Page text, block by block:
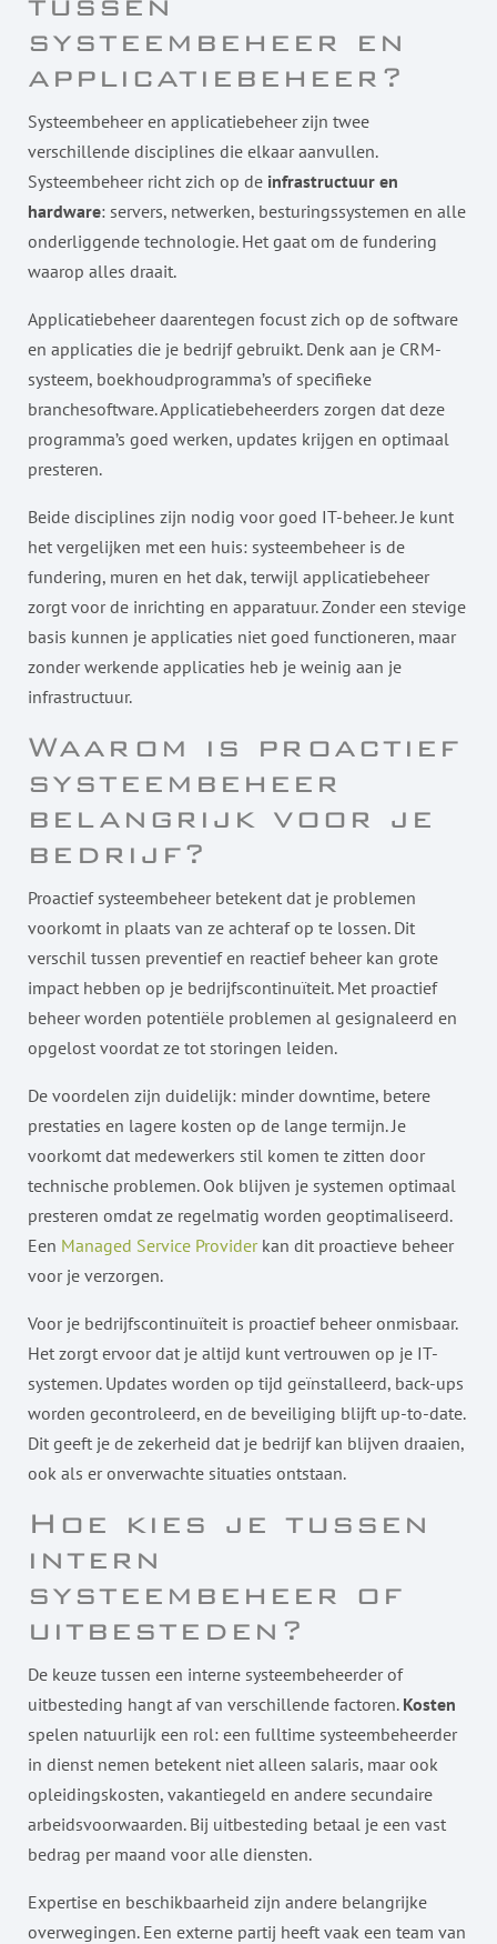
systeembeheer en
applicatiebeheer?
Systeembeheer en applicatiebeheer zijn twee
verschillende disciplines die elkaar aanvullen.
Systeembeheer richt zich op de infrastructuur en
hardware: servers, netwerken, besturingssystemen en alle
onderliggende technologie. Het gaat om de fundering
waarop alles draait.
Applicatiebeheer daarentegen focust zich op de software
en applicaties die je bedrijf gebruikt. Denk aan je CRM-
systeem, boekhoudprogramma’s of specifieke
branchesoftware. Applicatiebeheerders zorgen dat deze
programma’s goed werken, updates krijgen en optimaal
presteren.
Beide disciplines zijn nodig voor goed IT-beheer. Je kunt
het vergelijken met een huis: systeembeheer is de
fundering, muren en het dak, terwijl applicatiebeheer
zorgt voor de inrichting en apparatuur. Zonder een stevige
basis kunnen je applicaties niet goed functioneren, maar
zonder werkende applicaties heb je weinig aan je
infrastructuur.
Waarom is proactief
systeembeheer
belangrijk voor je
bedrijf?
Proactief systeembeheer betekent dat je problemen
voorkomt in plaats van ze achteraf op te lossen. Dit
verschil tussen preventief en reactief beheer kan grote
impact hebben op je bedrijfscontinuïteit. Met proactief
beheer worden potentiële problemen al gesignaleerd en
opgelost voordat ze tot storingen leiden.
De voordelen zijn duidelijk: minder downtime, betere
prestaties en lagere kosten op de lange termijn. Je
voorkomt dat medewerkers stil komen te zitten door
technische problemen. Ook blijven je systemen optimaal
presteren omdat ze regelmatig worden geoptimaliseerd.
Een Managed Service Providerkan dit proactieve beheer
voor je verzorgen.
Voor je bedrijfscontinuïteit is proactief beheer onmisbaar.
Het zorgt ervoor dat je altijd kunt vertrouwen op je IT-
systemen. Updates worden op tijd geïnstalleerd, back-ups
worden gecontroleerd, en de beveiliging blijft up-to-date.
Dit geeft je de zekerheid dat je bedrijf kan blijven draaien,
ook als er onverwachte situaties ontstaan.
Hoe kies je tussen
intern
systeembeheer of
uitbesteden?
De keuze tussen een interne systeembeheerder of
uitbesteding hangt af van verschillende factoren. Kosten
spelen natuurlijk een rol: een fulltime systeembeheerder
in dienst nemen betekent niet alleen salaris, maar ook
opleidingskosten, vakantiegeld en andere secundaire
arbeidsvoorwaarden. Bij uitbesteding betaal je een vast
bedrag per maand voor alle diensten.
Expertise en beschikbaarheid zijn andere belangrijke
overwegingen. Een externe partij heeft vaak een team van